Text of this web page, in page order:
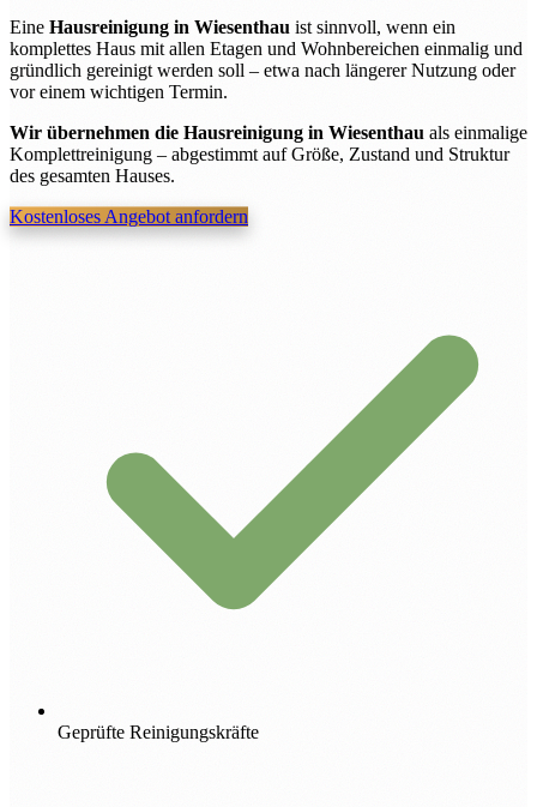
Eine Hausreinigung in Wiesenthau ist sinnvoll, wenn ein
komplettes Haus mit allen Etagen und Wohnbereichen einmalig und
gründlich gereinigt werden soll – etwa nach längerer Nutzung oder
vor einem wichtigen Termin.
Wir übernehmen die Hausreinigung in Wiesenthau als einmalige
Komplettreinigung – abgestimmt auf Größe, Zustand und Struktur
des gesamten Hauses.
Kostenloses Angebot anfordern
Geprüfte Reinigungskräfte